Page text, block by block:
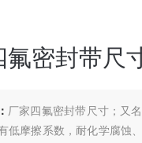
氟密封带尺
厂家四氟密封带尺寸；又
低摩擦系数，耐化学腐蚀